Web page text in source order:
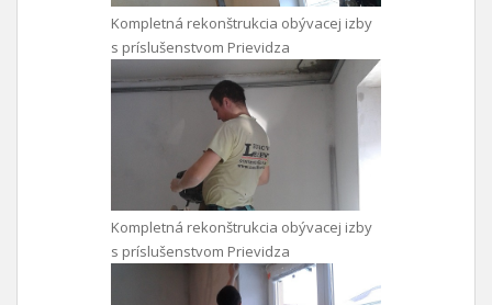
Kompletná rekonštrukcia obývacej izby
s príslušenstvom Prievidza
Kompletná rekonštrukcia obývacej izby
s príslušenstvom Prievidza